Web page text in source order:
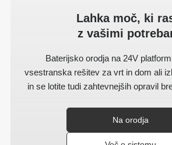
Lahka moč, ki
z vašimi
Baterijsko orodja na 24V
vsestranska rešitev za vrt in dom ali
in se lotite tudi zahtevnejših opravil
Na orodja